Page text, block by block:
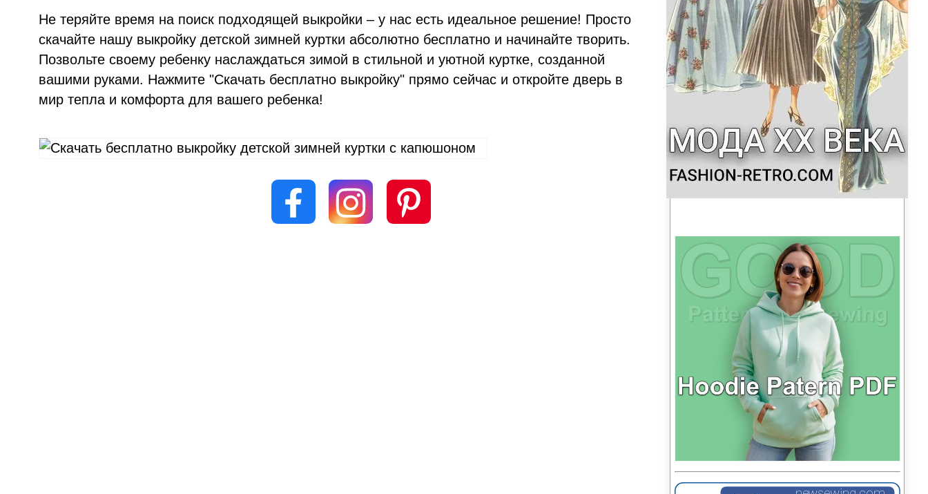
Не теряйте время на поиск подходящей выкройки – у нас есть идеальное решение! Просто
скачайте нашу выкройку детской зимней куртки абсолютно бесплатно и начинайте творить.
Позвольте своему ребенку наслаждаться зимой в стильной и уютной куртке, созданной
вашими руками. Нажмите "Скачать бесплатно выкройку" прямо сейчас и откройте дверь в
мир тепла и комфорта для вашего ребенка!